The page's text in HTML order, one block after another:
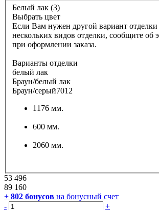
Белый лак (3)
Выбрать цвет
Если Вам нужен другой вариант отделки
нескольких видов отделки, сообщите об
при оформлении заказа.
Варианты отделки
белый лак
Браун/белый лак
Браун/серый7012
1176 мм.
600 мм.
2060 мм.
53 496
89 160
+ 802 бонусов на бонусный счет
-
+